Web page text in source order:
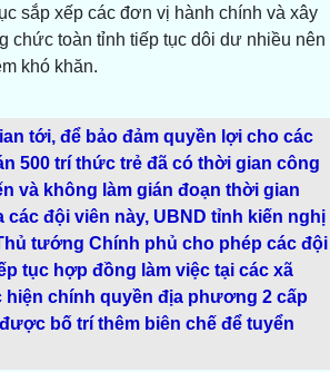
sắp xếp các đơn vị hành chính và xây
chức toàn tỉnh tiếp tục dôi dư nhiều nên
khó khăn.
tới, để bảo đảm quyền lợi cho các
500 trí thức trẻ đã có thời gian công
và không làm gián đoạn thời gian
các đội viên này, UBND tỉnh kiến nghị
tướng Chính phủ cho phép các đội
tục hợp đồng làm việc tại các xã
hiện chính quyền địa phương 2 cấp
bố trí thêm biên chế để tuyển